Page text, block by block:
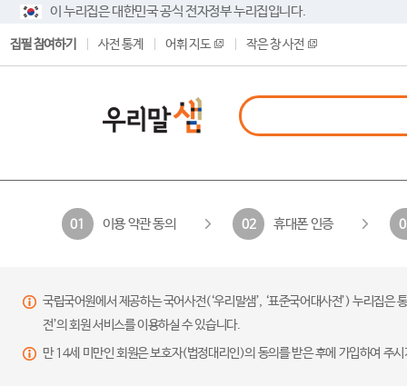
이 누리집은 대한민국 공식 전자정부 누리집입니다.
집필 참여하기 사전 통계 어휘 지도 작은 창 사전
01 이용 약관 동의 02 휴대폰 인증
국립국어원에서 제공하는 국어사전(‘우리말샘’, ‘표준국어대사전’) 누리집
전’의 회원 서비스를 이용하실 수 있습니다.
만 14세 미만인 회원은 보호자(법정대리인)의 동의를 받은 후에 가입하여 주